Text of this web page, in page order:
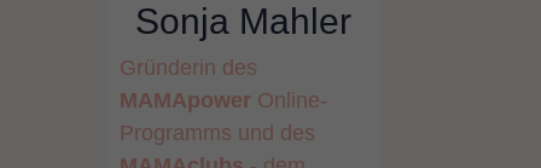
Sonja Mahler
Gründerin des
MAMApower Online-
Programms und des